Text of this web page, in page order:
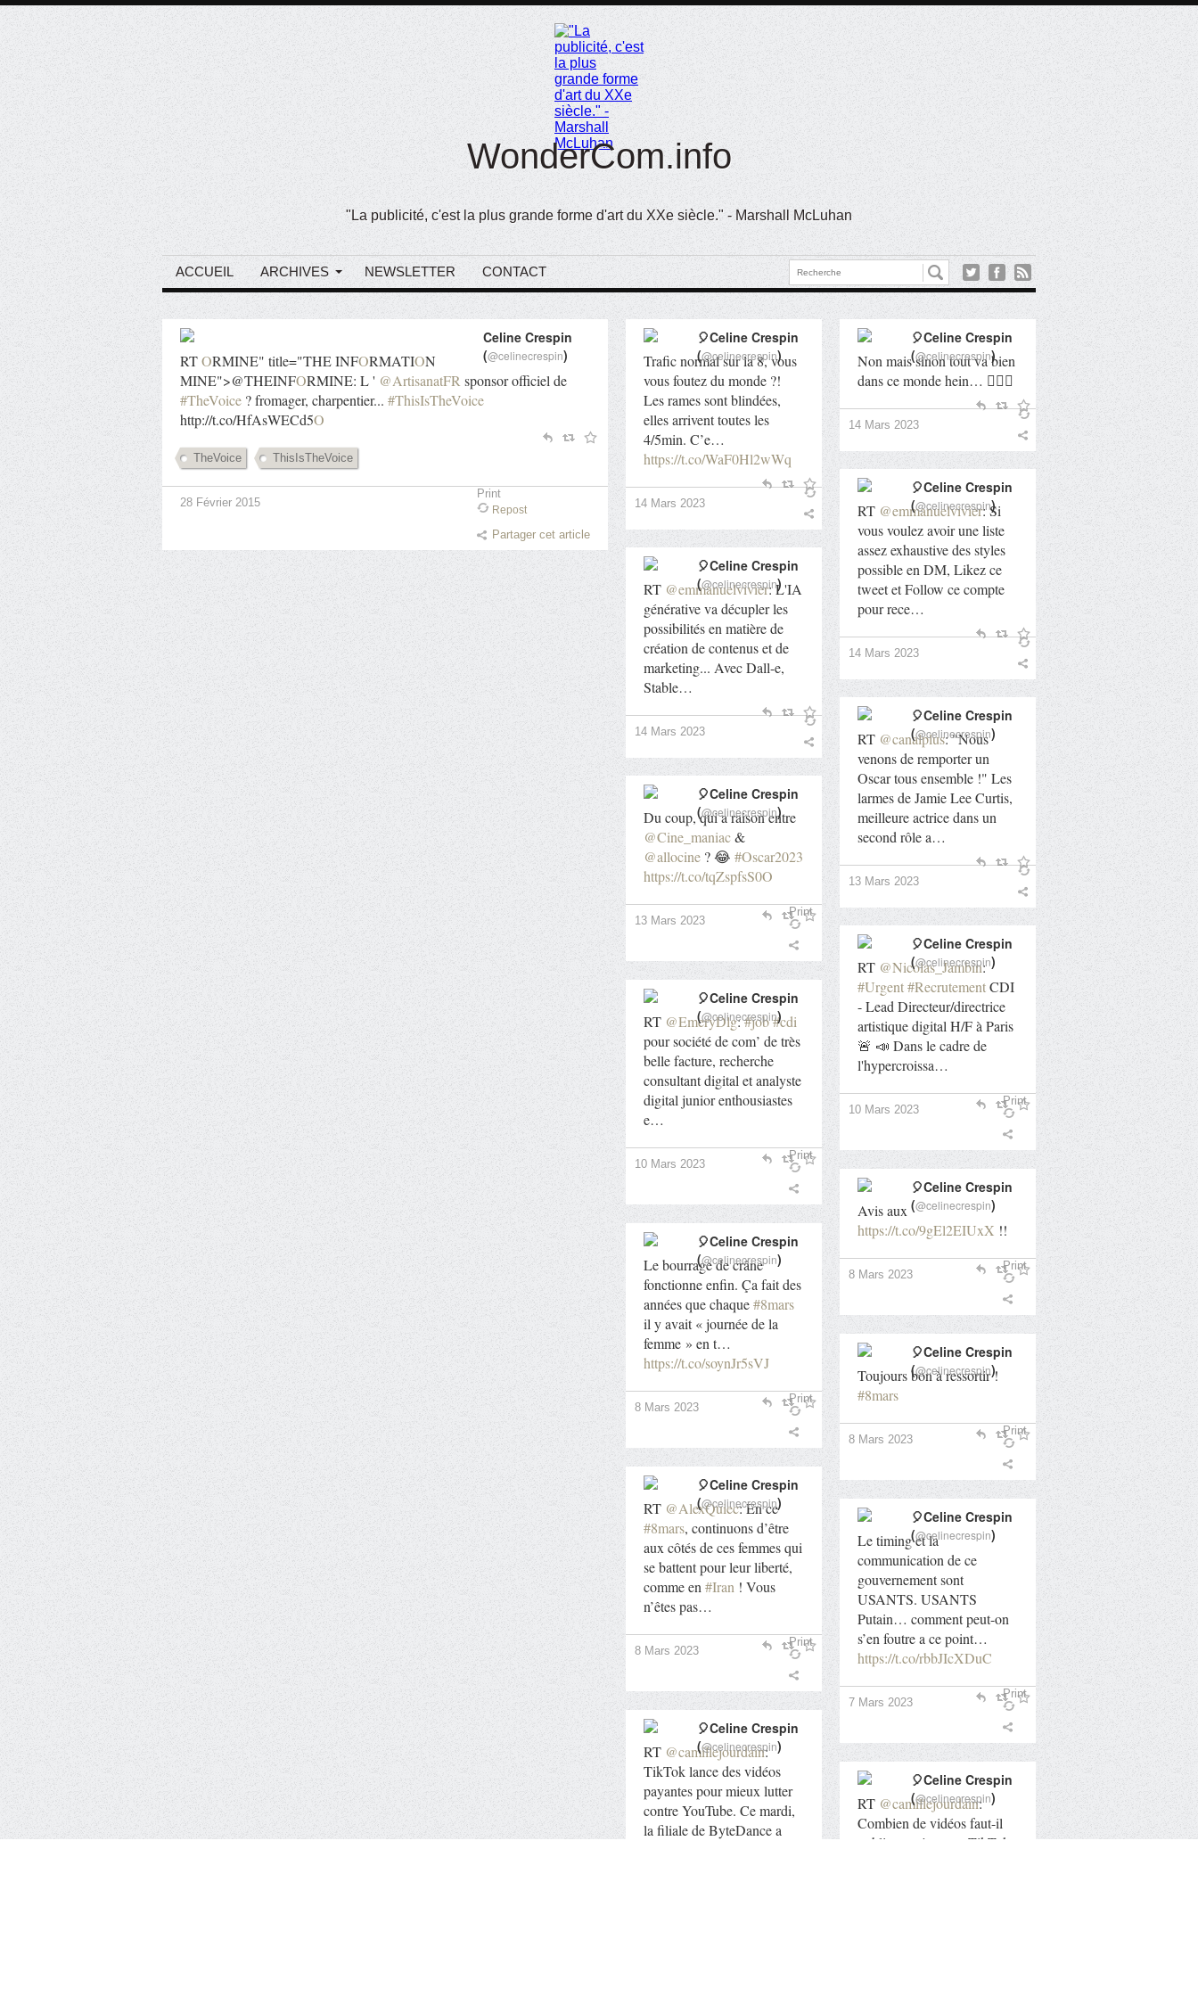
WonderCom.info
"La publicité, c'est la plus grande forme d'art du XXe siècle." - Marshall McLuhan
ACCUEIL ARCHIVES NEWSLETTER CONTACT
RTORMINE" title="THE INFORMATION
MINE">@THEINFORMINE: L ' @ArtisanatFR sponsor officiel de
#TheVoice ? fromager, charpentier... #ThisIsTheVoice
http://t.co/HfAsWECd5O
Celine Crespin
(@celinecrespin)
TheVoice ThisIsTheVoice
28 Février 2015
Print
Repost
Partager cet article
Trafic normal sur la 8, vous
vous foutez du monde ?!
Les rames sont blindées,
elles arrivent toutes les
4/5min. C’e…
https://t.co/WaF0Hl2wWq
🎈Celine Crespin
(@celinecrespin)
14 Mars 2023
Non mais sinon tout va bien
dans ce monde hein… 🤦🏻‍♀️
🎈Celine Crespin
(@celinecrespin)
14 Mars 2023
RT @emmanuelvivier: Si
vous voulez avoir une liste
assez exhaustive des styles
possible en DM, Likez ce
tweet et Follow ce compte
pour rece…
🎈Celine Crespin
(@celinecrespin)
14 Mars 2023
RT @emmanuelvivier: L'IA
générative va décupler les
possibilités en matière de
création de contenus et de
marketing... Avec Dall-e,
Stable…
🎈Celine Crespin
(@celinecrespin)
14 Mars 2023 RT @canalplus: "Nous
venons de remporter un
Oscar tous ensemble !" Les
larmes de Jamie Lee Curtis,
meilleure actrice dans un
second rôle a…
🎈Celine Crespin
(@celinecrespin)
13 Mars 2023
Du coup, qui a raison entre
@Cine_maniac&
@allocine ? 😂 #Oscar2023
https://t.co/tqZspfsS0O
🎈Celine Crespin
(@celinecrespin)
13 Mars 2023
Print
RT @Nicolas_Jambin:
#Urgent#RecrutementCDI
- Lead Directeur/directrice
artistique digital H/F à Paris
🚨 📣 Dans le cadre de
l'hypercroissa…
🎈Celine Crespin
(@celinecrespin)
10 Mars 2023
Print
RT @EmeryDlg:#job#cdi
pour société de com’ de très
belle facture, recherche
consultant digital et analyste
digital junior enthousiastes
e…
🎈Celine Crespin
(@celinecrespin)
10 Mars 2023
Print
Avis aux
https://t.co/9gEl2EIUxX !!
🎈Celine Crespin
(@celinecrespin)
8 Mars 2023
Print
Le bourrage de crâne
fonctionne enfin. Ça fait des
années que chaque#8mars
il y avait « journée de la
femme » en t…
https://t.co/soynJr5sVJ
🎈Celine Crespin
(@celinecrespin)
8 Mars 2023
Print
Toujours bon à ressortir !
#8mars
🎈Celine Crespin
(@celinecrespin)
8 Mars 2023
Print
RT @AlexQuiec: En ce
#8mars, continuons d’être
aux côtés de ces femmes qui
se battent pour leur liberté,
comme en #Iran ! Vous
n’êtes pas…
🎈Celine Crespin
(@celinecrespin)
8 Mars 2023
Print
Le timing et la
communication de ce
gouvernement sont
USANTS. USANTS
Putain… comment peut-on
s’en foutre a ce point…
https://t.co/rbbJIcXDuC
🎈Celine Crespin
(@celinecrespin)
7 Mars 2023
Print
RT @camillejourdain:
TikTok lance des vidéos
payantes pour mieux lutter
contre YouTube. Ce mardi,
la filiale de ByteDance a
🎈Celine Crespin
(@celinecrespin)
RT @camillejourdain:
Combien de vidéos faut-il
publier par jour sur TikTok
🎈Celine Crespin
(@celinecrespin)